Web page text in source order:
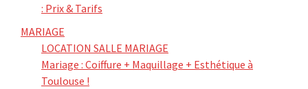
: Prix & Tarifs
MARIAGE
LOCATION SALLE MARIAGE
Mariage : Coiffure + Maquillage + Esthétique à
Toulouse !